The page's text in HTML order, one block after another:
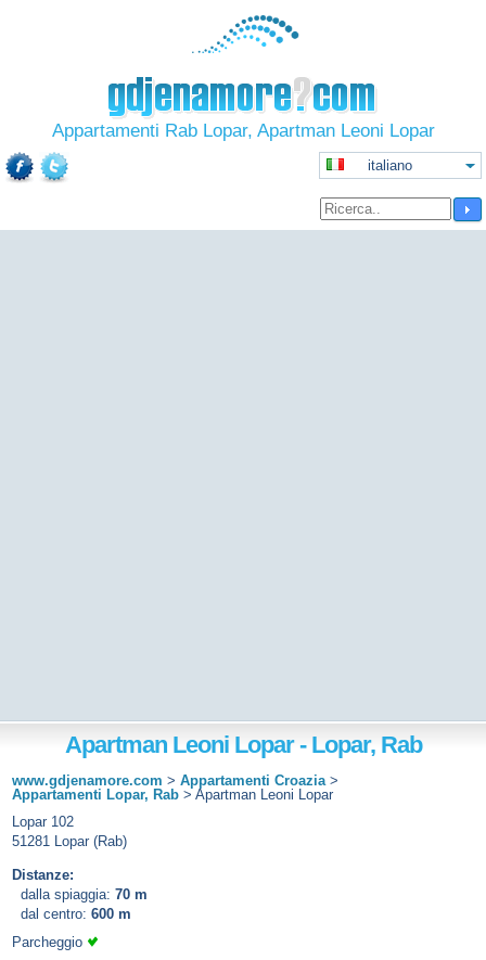
Appartamenti Rab Lopar, Apartman Leoni Lopar
italiano
Apartman Leoni Lopar - Lopar, Rab
www.gdjenamore.com > Appartamenti Croazia>
Appartamenti Lopar, Rab > Apartman Leoni Lopar
Lopar 102
51281 Lopar (Rab)
Distanze:
dalla spiaggia: 70 m
dal centro: 600 m
Parcheggio